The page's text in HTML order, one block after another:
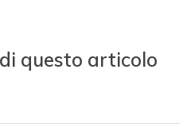
questo articolo